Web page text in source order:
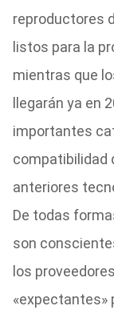
reproductores
listos para la
mientras que
llegarán ya en
importantes
compatibilidad
anteriores
De todas
son
los
«expectantes»